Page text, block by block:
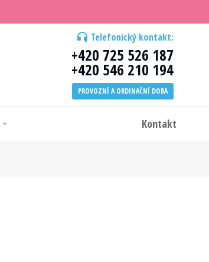
Telefonický kontakt:
+420 725 526 187
+420 546 210 194
PROVOZNÍ A ORDINAČNÍ DOBA
Kontakt